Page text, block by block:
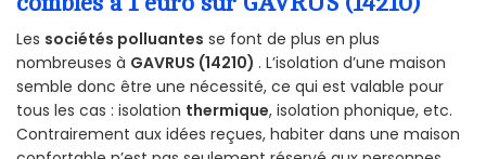
Les sociétés polluantes se font de plus en plus
nombreuses à GAVRUS (14210) . L’isolation d’une maison
semble donc être une nécessité, ce qui est valable pour
tous les cas : isolation thermique, isolation phonique, etc.
Contrairement aux idées reçues, habiter dans une maison